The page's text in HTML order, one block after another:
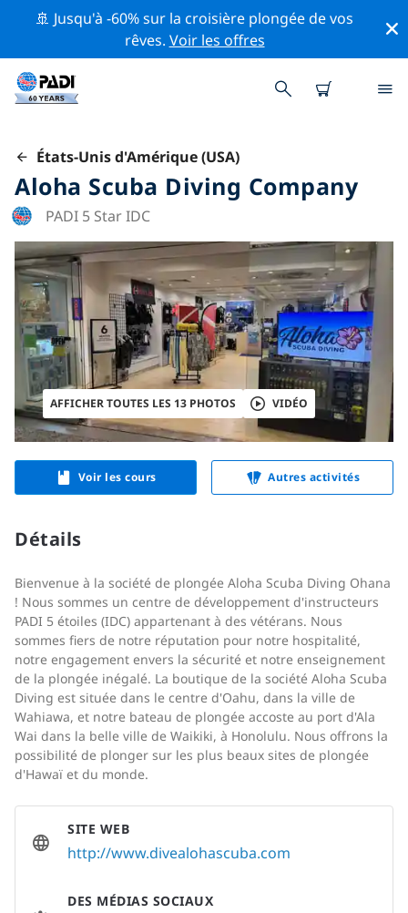
🚢 Jusqu'à -60% sur la croisière plongée de vos
rêves. Voir les offres
États-Unis d'Amérique (USA)
Aloha Scuba Diving Company
PADI 5 Star IDC
AFFICHER TOUTES LES 13 PHOTOS VIDÉO
Voir les cours Autres activités
Détails
Bienvenue à la société de plongée Aloha Scuba Diving Ohana
! Nous sommes un centre de développement d'instructeurs
PADI 5 étoiles (IDC) appartenant à des vétérans. Nous
sommes fiers de notre réputation pour notre hospitalité,
notre engagement envers la sécurité et notre enseignement
de la plongée inégalé. La boutique de la société Aloha Scuba
Diving est située dans le centre d'Oahu, dans la ville de
Wahiawa, et notre bateau de plongée accoste au port d'Ala
Wai dans la belle ville de Waikiki, à Honolulu. Nous offrons la
possibilité de plonger sur les plus beaux sites de plongée
d'Hawaï et du monde.
SITE WEB
http://www.divealohascuba.com
DES MÉDIAS SOCIAUX